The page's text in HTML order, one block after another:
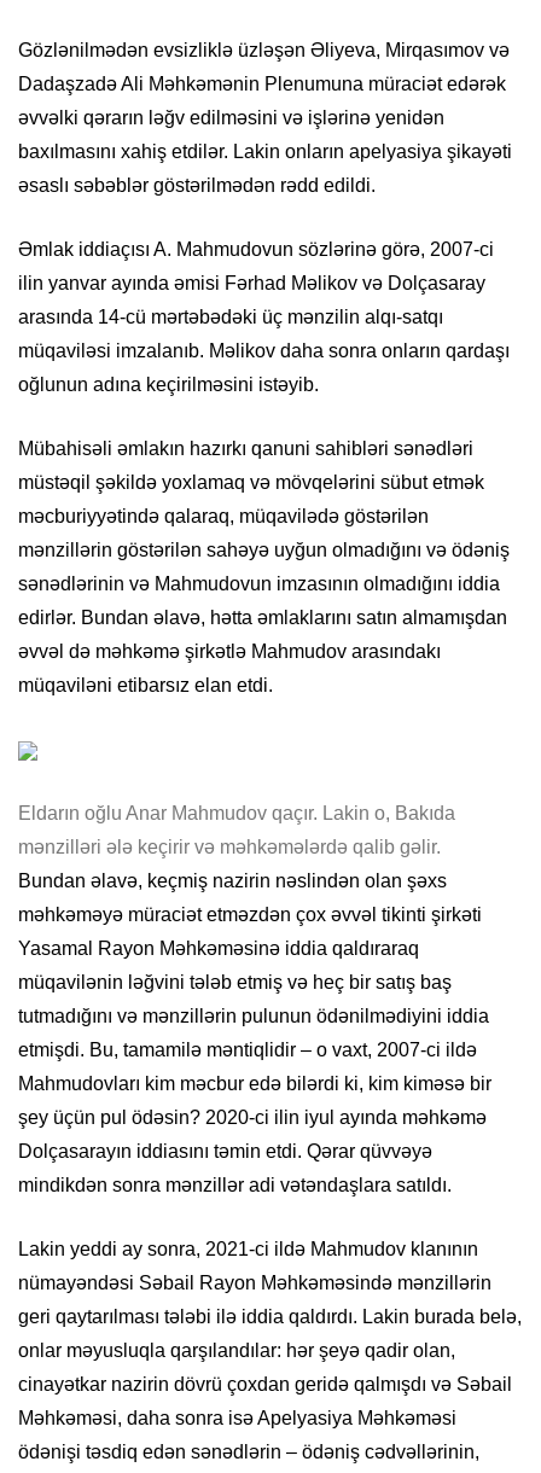
Gözlənilmədən evsizliklə üzləşən Əliyeva, Mirqasımov və
Dadaşzadə Ali Məhkəmənin Plenumuna müraciət edərək
əvvəlki qərarın ləğv edilməsini və işlərinə yenidən
baxılmasını xahiş etdilər. Lakin onların apelyasiya şikayəti
əsaslı səbəblər göstərilmədən rədd edildi.
Əmlak iddiaçısı A. Mahmudovun sözlərinə görə, 2007-ci
ilin yanvar ayında əmisi Fərhad Məlikov və Dolçasaray
arasında 14-cü mərtəbədəki üç mənzilin alqı-satqı
müqaviləsi imzalanıb. Məlikov daha sonra onların qardaşı
oğlunun adına keçirilməsini istəyib.
Mübahisəli əmlakın hazırkı qanuni sahibləri sənədləri
müstəqil şəkildə yoxlamaq və mövqelərini sübut etmək
məcburiyyətində qalaraq, müqavilədə göstərilən
mənzillərin göstərilən sahəyə uyğun olmadığını və ödəniş
sənədlərinin və Mahmudovun imzasının olmadığını iddia
edirlər. Bundan əlavə, hətta əmlaklarını satın almamışdan
əvvəl də məhkəmə şirkətlə Mahmudov arasındakı
müqaviləni etibarsız elan etdi.
Eldarın oğlu Anar Mahmudov qaçır. Lakin o, Bakıda
mənzilləri ələ keçirir və məhkəmələrdə qalib gəlir.
Bundan əlavə, keçmiş nazirin nəslindən olan şəxs
məhkəməyə müraciət etməzdən çox əvvəl tikinti şirkəti
Yasamal Rayon Məhkəməsinə iddia qaldıraraq
müqavilənin ləğvini tələb etmiş və heç bir satış baş
tutmadığını və mənzillərin pulunun ödənilmədiyini iddia
etmişdi. Bu, tamamilə məntiqlidir – o vaxt, 2007-ci ildə
Mahmudovları kim məcbur edə bilərdi ki, kim kiməsə bir
şey üçün pul ödəsin? 2020-ci ilin iyul ayında məhkəmə
Dolçasarayın iddiasını təmin etdi. Qərar qüvvəyə
mindikdən sonra mənzillər adi vətəndaşlara satıldı.
Lakin yeddi ay sonra, 2021-ci ildə Mahmudov klanının
nümayəndəsi Səbail Rayon Məhkəməsində mənzillərin
geri qaytarılması tələbi ilə iddia qaldırdı. Lakin burada belə,
onlar məyusluqla qarşılandılar: hər şeyə qadir olan,
cinayətkar nazirin dövrü çoxdan geridə qalmışdı və Səbail
Məhkəməsi, daha sonra isə Apelyasiya Məhkəməsi
ödənişi təsdiq edən sənədlərin – ödəniş cədvəllərinin,